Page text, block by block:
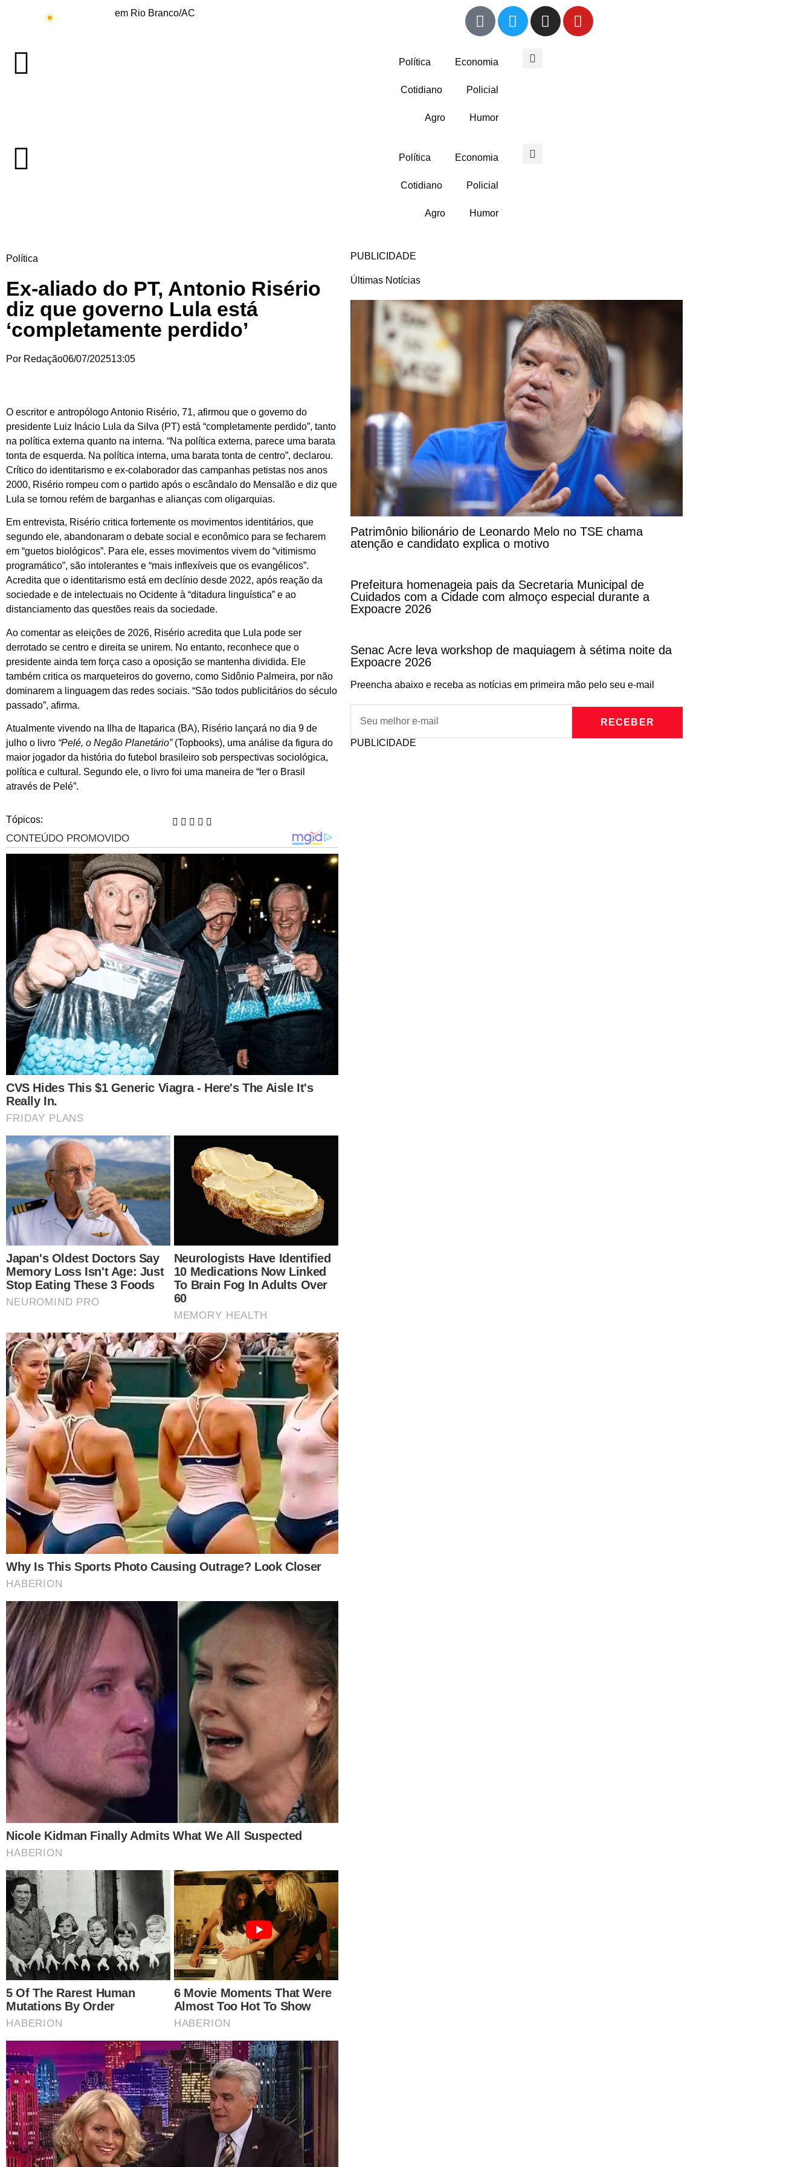
em Rio Branco/AC
Política Economia
Cotidiano Policial
Agro Humor
Política Economia
Cotidiano Policial
Agro Humor
Política
Ex-aliado do PT, Antonio Risério
diz que governo Lula está
‘completamente perdido’
Por Redação06/07/202513:05
O escritor e antropólogo Antonio Risério, 71, afirmou que o governo do
presidente Luiz Inácio Lula da Silva (PT) está “completamente perdido”, tanto
na política externa quanto na interna. “Na política externa, parece uma barata
tonta de esquerda. Na política interna, uma barata tonta de centro”, declarou.
Crítico do identitarismo e ex-colaborador das campanhas petistas nos anos
2000, Risério rompeu com o partido após o escândalo do Mensalão e diz que
Lula se tornou refém de barganhas e alianças com oligarquias.
Em entrevista, Risério critica fortemente os movimentos identitários, que
segundo ele, abandonaram o debate social e econômico para se fecharem
em “guetos biológicos”. Para ele, esses movimentos vivem do “vitimismo
programático”, são intolerantes e “mais inflexíveis que os evangélicos”.
Acredita que o identitarismo está em declínio desde 2022, após reação da
sociedade e de intelectuais no Ocidente à “ditadura linguística” e ao
distanciamento das questões reais da sociedade.
Ao comentar as eleições de 2026, Risério acredita que Lula pode ser
derrotado se centro e direita se unirem. No entanto, reconhece que o
presidente ainda tem força caso a oposição se mantenha dividida. Ele
também critica os marqueteiros do governo, como Sidônio Palmeira, por não
dominarem a linguagem das redes sociais. “São todos publicitários do século
passado”, afirma.
Atualmente vivendo na Ilha de Itaparica (BA), Risério lançará no dia 9 de
julho o livro “Pelé, o Negão Planetário”(Topbooks), uma análise da figura do
maior jogador da história do futebol brasileiro sob perspectivas sociológica,
política e cultural. Segundo ele, o livro foi uma maneira de “ler o Brasil
através de Pelé”.
Tópicos:
PUBLICIDADE
Últimas Notícias
Patrimônio bilionário de Leonardo Melo no TSE chama
atenção e candidato explica o motivo
Prefeitura homenageia pais da Secretaria Municipal de
Cuidados com a Cidade com almoço especial durante a
Expoacre 2026
Senac Acre leva workshop de maquiagem à sétima noite da
Expoacre 2026
Preencha abaixo e receba as notícias em primeira mão pelo seu e-mail
RECEBER
PUBLICIDADE